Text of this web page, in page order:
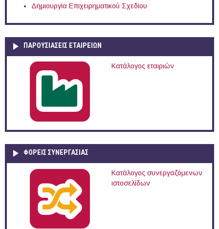
Δημιουργία Επιχειρηματικού Σχεδίου
ΠΑΡΟΥΣΙΆΣΕΙΣ ΕΤΑΙΡΕΙΏΝ
Κατάλογος εταιριών
ΦΟΡΕΙΣ ΣΥΝΕΡΓΑΣΙΑΣ
Κατάλογος συνεργαζόμενων
ιστοσελίδων